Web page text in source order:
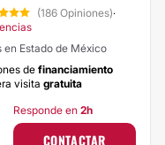
(186 Opiniones)·
en Estado de México
de financiamiento
visita gratuita
Responde en 2h
CONTACTAR